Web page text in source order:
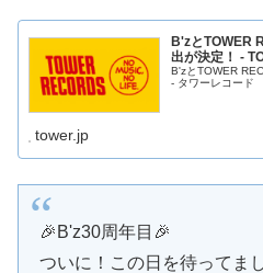
B'zとTOWER
出が決定！ -
B'zとTOWER
- タワーレコード
tower.jp
🎉B'z30周年目🎉
ついに！この日を待ってま